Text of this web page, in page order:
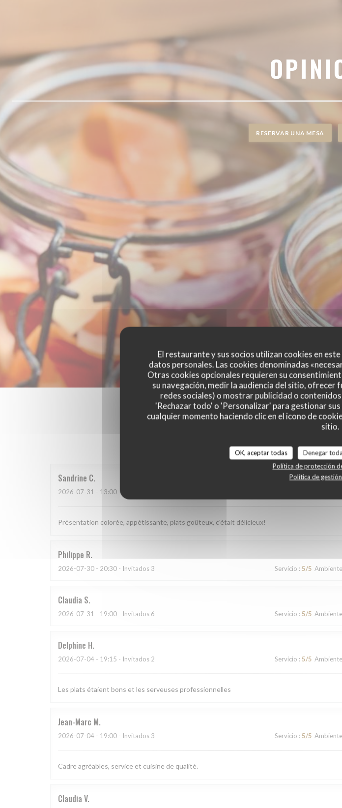
El restaurante y sus socios utilizan cookies en
datos personales. Las cookies denominadas
Otras cookies opcionales requieren su
su navegación, medir la audiencia del sitio, ofrecer
redes sociales) o mostrar publicidad o
'Rechazar todo' o 'Personalizar' para gestionar
cualquier momento haciendo clic en el icono de
sitio.
OK, aceptar todas Denegar
Política de protección
Política de
RESERVAR UNA MESA
Las opiniones de nuestros
Sandrine C
2026-07-31 - 13:00 - Invitados 2
Présentation colorée, appétissante, plats goûteux, c'était délicieux!
Philippe R
2026-07-30 - 20:30 - Invitados 3 Servicio : 5/5 Ambiente
Claudia S
2026-07-31 - 19:00 - Invitados 6 Servicio : 5/5 Ambiente
Delphine H
2026-07-04 - 19:15 - Invitados 2 Servicio : 5/5 Ambiente
Les plats étaient bons et les serveuses professionnelles
Jean-Marc M
2026-07-04 - 19:00 - Invitados 3 Servicio : 5/5 Ambiente
Cadre agréables, service et cuisine de qualité.
Claudia V